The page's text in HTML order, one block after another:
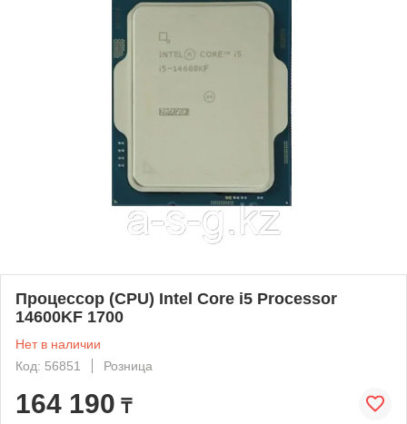
Процессор (CPU) Intel Core i5 Processor
14600KF 1700
Нет в наличии
Код: 56851
Розница
164 190 ₸